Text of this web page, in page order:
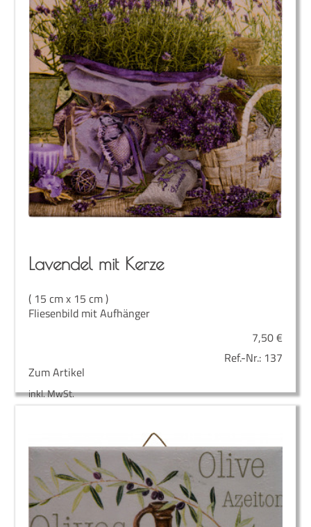
Laven­del mit Kerze
( 15 cm x 15 cm )
Fliesenbild mit Aufhänger
7,50€
Ref.-Nr.: 137
Zum Artikel
inkl. MwSt.